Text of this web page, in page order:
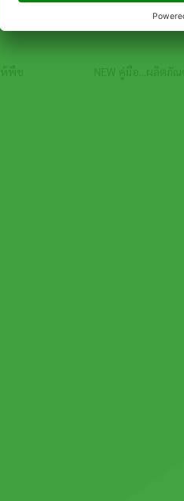
NEW คู่มือ...ผลิตภัณ